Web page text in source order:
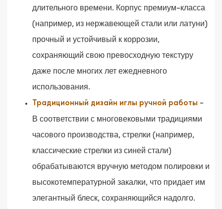
длительного времени. Корпус премиум-класса
(например, из нержавеющей стали или латуни)
прочный и устойчивый к коррозии,
сохраняющий свою превосходную текстуру
даже после многих лет ежедневного
использования.
Традиционный дизайн иглы ручной работы -
В соответствии с многовековыми традициями
часового производства, стрелки (например,
классические стрелки из синей стали)
обрабатываются вручную методом полировки и
высокотемпературной закалки, что придает им
элегантный блеск, сохраняющийся надолго.